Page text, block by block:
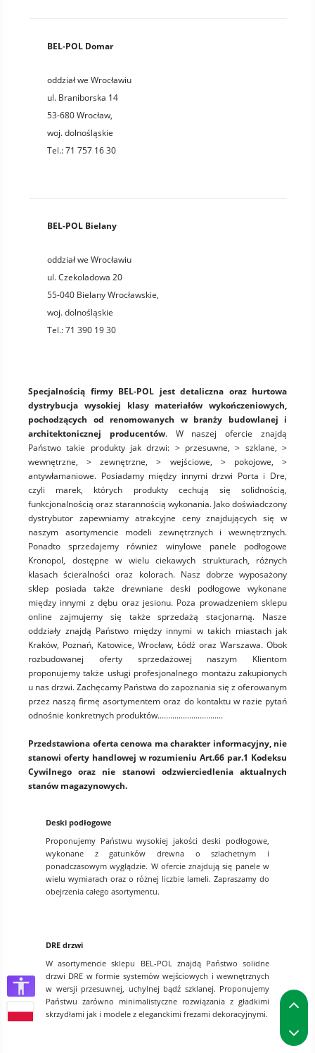
BEL-POL Domar
oddział we Wrocławiu
ul. Braniborska 14
53-680Wrocław,
woj.dolnośląskie
Tel.:71 757 16 30
BEL-POL Bielany
oddział we Wrocławiu
ul. Czekoladowa 20
55-040 Bielany Wrocławskie,
woj.dolnośląskie
Tel.:71 390 19 30
Specjalnością firmy BEL-POL jest detaliczna oraz hurtowa
dystrybucja wysokiej klasy materiałów wykończeniowych,
pochodzących od renomowanych w branży budowlanej i
architektonicznej producentów. W naszej ofercie znajdą
Państwo takie produkty jak drzwi: > przesuwne, > szklane, >
wewnętrzne, > zewnętrzne, > wejściowe, > pokojowe, >
antywłamaniowe. Posiadamy między innymi drzwi Porta i Dre,
czyli marek, których produkty cechują się solidnością,
funkcjonalnością oraz starannością wykonania. Jako doświadczony
dystrybutor zapewniamy atrakcyjne ceny znajdujących się w
naszym asortymencie modeli zewnętrznych i wewnętrznych.
Ponadto sprzedajemy również winylowe panele podłogowe
Kronopol, dostępne w wielu ciekawych strukturach, różnych
klasach ścieralności oraz kolorach. Nasz dobrze wyposażony
sklep posiada także drewniane deski podłogowe wykonane
między innymi z dębu oraz jesionu. Poza prowadzeniem sklepu
online zajmujemy się także sprzedażą stacjonarną. Nasze
oddziały znajdą Państwo między innymi w takich miastach jak
Kraków, Poznań, Katowice, Wrocław, Łódź oraz Warszawa. Obok
rozbudowanej oferty sprzedażowej naszym Klientom
proponujemy także usługi profesjonalnego montażu zakupionych
u nas drzwi. Zachęcamy Państwa do zapoznania się z oferowanym
przez naszą firmę asortymentem oraz do kontaktu w razie pytań
odnośnie konkretnych produktów...............................
Przedstawiona oferta cenowa ma charakter informacyjny, nie
stanowi oferty handlowej w rozumieniu Art.66 par.1 Kodeksu
Cywilnego oraz nie stanowi odzwierciedlenia aktualnych
stanów magazynowych.
Deski podłogowe
Proponujemy Państwu wysokiej jakości deski podłogowe,
wykonane z gatunków drewna o szlachetnym i
ponadczasowym wyglądzie. W ofercie znajdują się panele w
wielu wymiarach oraz o różnej liczbie lameli. Zapraszamy do
obejrzenia całego asortymentu.
DRE drzwi
W asortymencie sklepu BEL-POL znajdą Państwo solidne
drzwi DRE w formie systemów wejściowych i wewnętrznych
w wersji przesuwnej, uchylnej bądź szklanej. Proponujemy
Państwu zarówno minimalistyczne rozwiązania z gładkimi
skrzydłami jak i modele z eleganckimi frezami dekoracyjnymi.